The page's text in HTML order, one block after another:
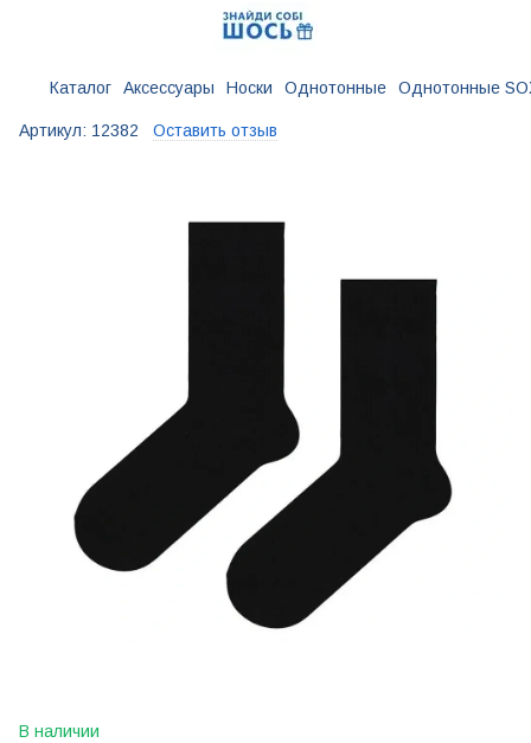
Каталог Аксессуары Носки Однотонные Однотонные
Артикул: 12382 Оставить отзыв
В наличии